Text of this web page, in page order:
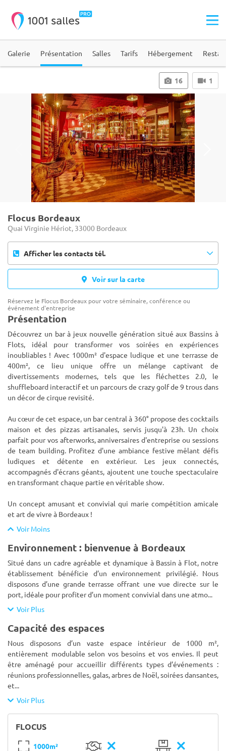
Galerie Présentation Salles Tarifs Hébergement
16 1
Flocus Bordeaux
Quai Virginie Hériot, 33000 Bordeaux
Afficher les contacts tél.
Voir sur la carte
Réservez le Flocus Bordeaux pour votre séminaire, conférence ou
événement d'entreprise
Présentation
Découvrez un bar à jeux nouvelle génération situé aux Bassins à
Flots, idéal pour transformer vos soirées en expériences
inoubliables ! Avec 1000m² d'espace ludique et une terrasse de
400m², ce lieu unique offre un mélange captivant de
divertissements modernes, tels que les fléchettes 2.0, le
shuffleboard interactif et un parcours de crazy golf de 9 trous dans
un décor de cirque revisité.
Au cœur de cet espace, un bar central à 360° propose des cocktails
maison et des pizzas artisanales, servis jusqu'à 23h. Un choix
parfait pour vos afterworks, anniversaires d'entreprise ou sessions
de team building. Profitez d'une ambiance festive mêlant défis
ludiques et détente en extérieur. Les jeux connectés,
accompagnés d'écrans géants, ajoutent une touche spectaculaire
en transformant chaque partie en véritable show.
Un concept amusant et convivial qui marie compétition amicale
et art de vivre à Bordeaux !
Voir Moins
Environnement : bienvenue à Bordeaux
Situé dans un cadre agréable et dynamique à Bassin à Flot, notre
établissement bénéficie d’un environnement privilégié. Nous
disposons d’une grande terrasse offrant une vue directe sur le
port, idéale pour profiter d’un moment convivial dans une atmo...
Voir Plus
Capacité des espaces
Nous disposons d’un vaste espace intérieur de 1000 m²,
entièrement modulable selon vos besoins et vos envies. Il peut
être aménagé pour accueillir différents types d’événements :
réunions professionnelles, galas, arbres de Noël, soirées dansantes,
et...
Voir Plus
FLOCUS
1000m²